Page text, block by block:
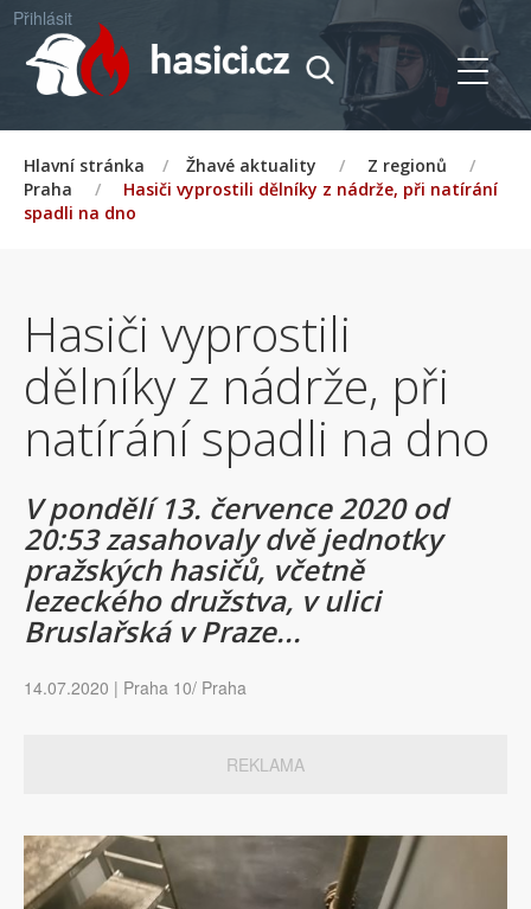
Přihlásit
Hlavní stránka / Žhavé aktuality / Z regionů
/
Praha
/
Hasiči vyprostili dělníky z nádrže, při natírání
spadli na dno
Hasiči vyprostili
dělníky z nádrže, při
natírání spadli na dno
V pondělí 13. července 2020 od
20:53 zasahovaly dvě jednotky
pražských hasičů, včetně
lezeckého družstva, v ulici
Bruslařská v Praze...
14.07.2020 | Praha 10/ Praha
REKLAMA